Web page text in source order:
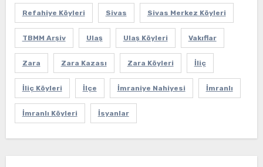
Refahiye Köyleri Sivas Sivas Merkez Köyleri
TBMM Arşiv Ulaş Ulaş Köyleri Vakıflar
Zara Zara Kazası Zara Köyleri İliç
İliç Köyleri İlçe İmraniye Nahiyesi İmranlı
İmranlı Köyleri İsyanlar